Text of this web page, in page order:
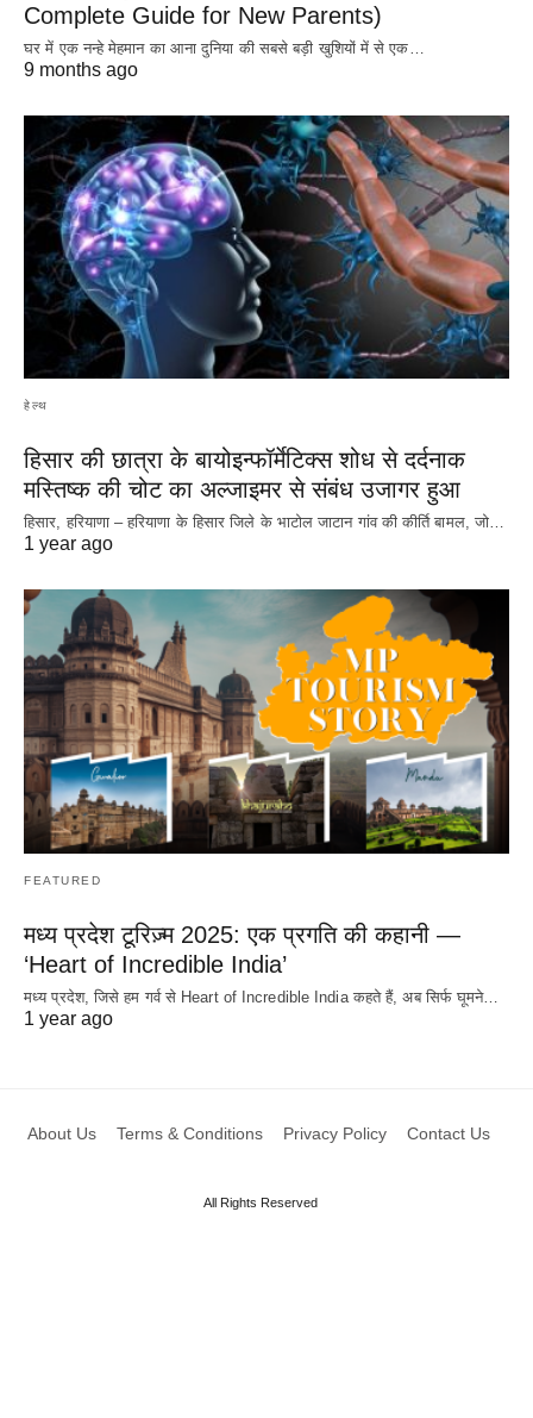
Complete Guide for New Parents)
घर में एक नन्हे मेहमान का आना दुनिया की सबसे बड़ी खुशियों में से एक…
9 months ago
हेल्थ
हिसार की छात्रा के बायोइन्फॉर्मेटिक्स शोध से दर्दनाक
मस्तिष्क की चोट का अल्जाइमर से संबंध उजागर हुआ
हिसार, हरियाणा – हरियाणा के हिसार जिले के भाटोल जाटान गांव की कीर्ति बामल, जो…
1 year ago
FEATURED
मध्य प्रदेश टूरिज़्म 2025: एक प्रगति की कहानी —
‘Heart of Incredible India’
मध्य प्रदेश, जिसे हम गर्व से Heart of Incredible India कहते हैं, अब सिर्फ घूमने…
1 year ago
About Us Terms & Conditions Privacy Policy Contact Us
All Rights Reserved